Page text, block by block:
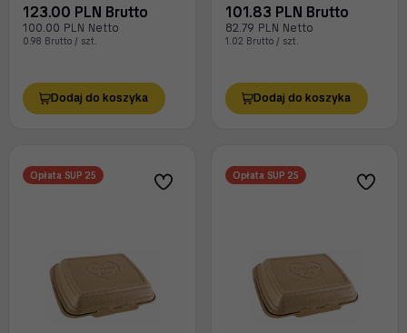
123.00 PLN Brutto
100.00 PLN Netto
0.98 Brutto / szt.
Dodaj do koszyka
101.83 PLN Brutto
82.79 PLN Netto
1.02 Brutto / szt.
Dodaj do koszyka
Opłata SUP 25 Opłata SUP 25